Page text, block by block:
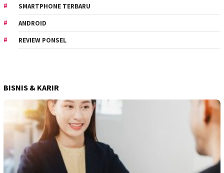
SMARTPHONE TERBARU
ANDROID
REVIEW PONSEL
BISNIS & KARIR